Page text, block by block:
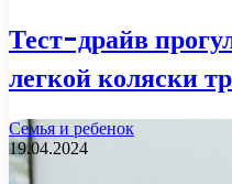
Тест-драйв
легкой коляски
Семья и ребенок
19.04.2024